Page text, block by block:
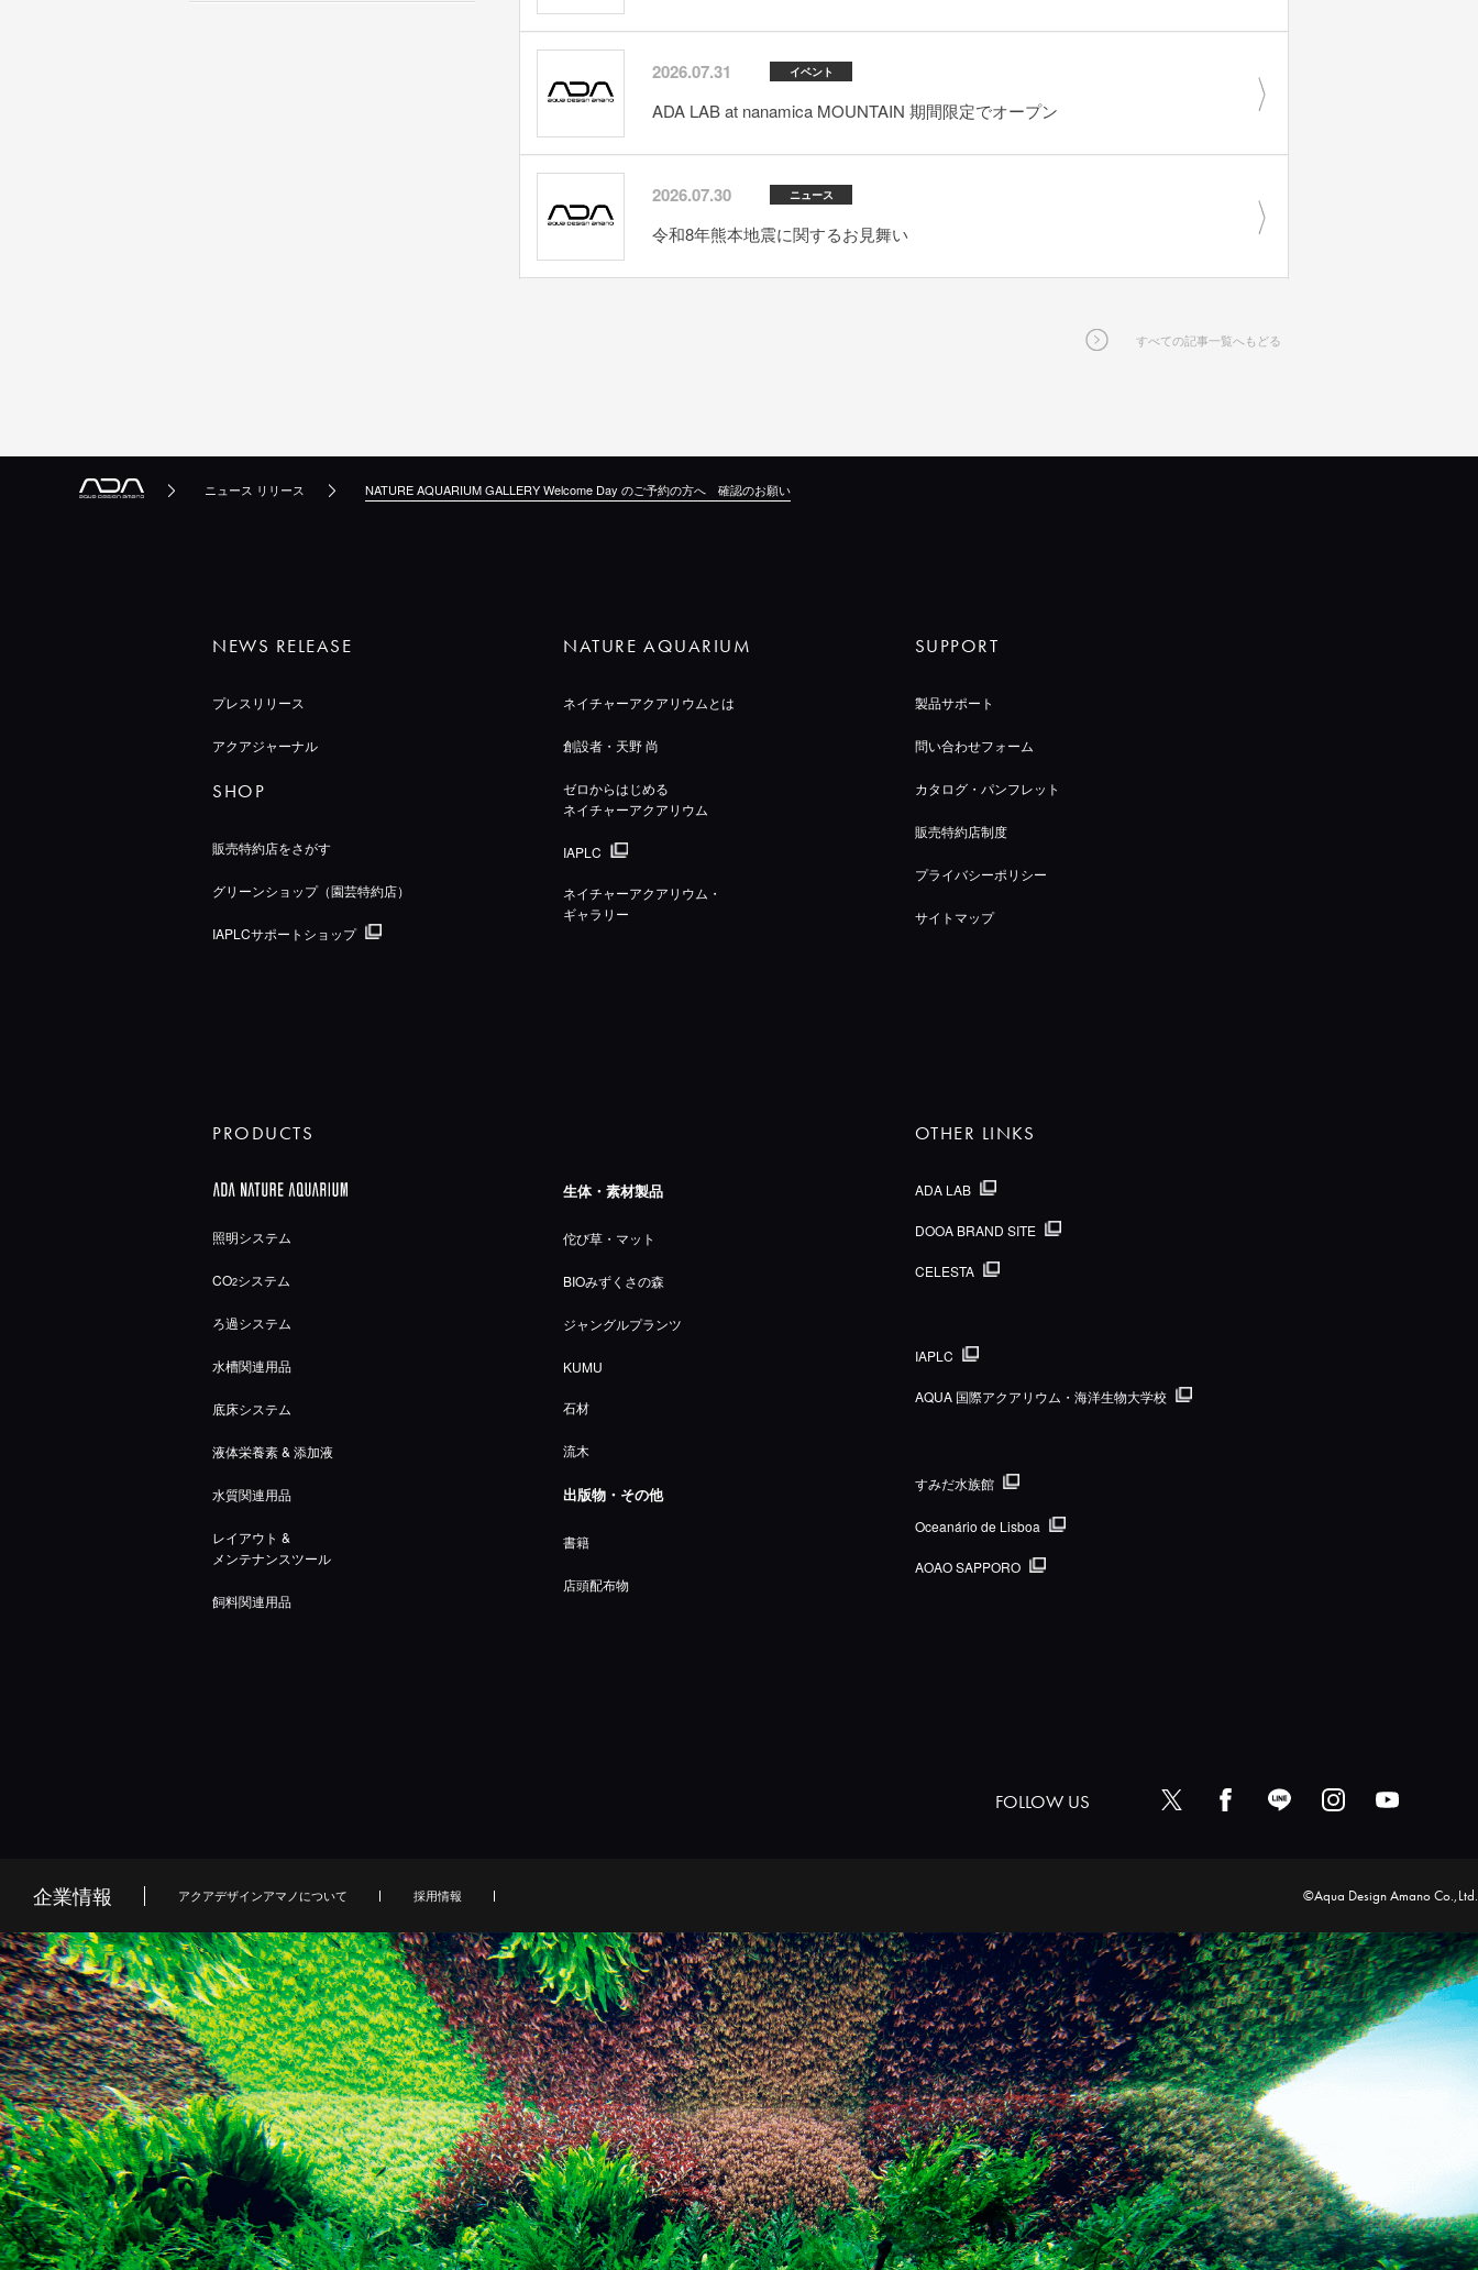
2026.07.31 イベント
ADA LAB at nanamica MOUNTAIN 期間限定でオープン
2026.07.30 ニュース
令和8年熊本地震に関するお見舞い
すべての記事一覧へもどる
ニュース リリース NATURE AQUARIUM GALLERY Welcome Day のご予約の方へ 確認のお願い
NEWS RELEASE
プレスリリース
アクアジャーナル
SHOP
販売特約店をさがす
グリーンショップ（園芸特約店）
IAPLCサポートショップ
NATURE AQUARIUM
ネイチャーアクアリウムとは
創設者・天野 尚
ゼロからはじめる
ネイチャーアクアリウム
IAPLC
ネイチャーアクアリウム・
ギャラリー
SUPPORT
製品サポート
問い合わせフォーム
カタログ・パンフレット
販売特約店制度
プライバシーポリシー
サイトマップ
PRODUCTS
照明システム
CO2システム
ろ過システム
水槽関連用品
底床システム
液体栄養素 & 添加液
水質関連用品
レイアウト &
メンテナンスツール
飼料関連用品
生体・素材製品
佗び草・マット
BIOみずくさの森
ジャングルプランツ
KUMU
石材
流木
出版物・その他
書籍
店頭配布物
OTHER LINKS
ADA LAB
DOOA BRAND SITE
CELESTA
IAPLC
AQUA 国際アクアリウム・海洋生物大学校
すみだ水族館
Oceanário de Lisboa
AOAO SAPPORO
FOLLOW US
企業情報 アクアデザインアマノについて 採用情報 ©Aqua Design Amano Co.,Ltd.